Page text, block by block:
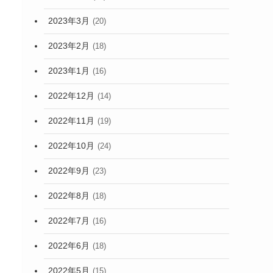
2023年3月 (20)
2023年2月 (18)
2023年1月 (16)
2022年12月 (14)
2022年11月 (19)
2022年10月 (24)
2022年9月 (23)
2022年8月 (18)
2022年7月 (16)
2022年6月 (18)
2022年5月 (15)